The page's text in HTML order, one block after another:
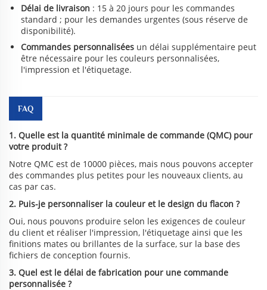
Délai de livraison : 15 à 20 jours pour les commandes
standard ; pour les demandes urgentes (sous réserve de
disponibilité).
Commandes personnalisées un délai supplémentaire peut
être nécessaire pour les couleurs personnalisées,
l'impression et l'étiquetage.
FAQ
1. Quelle est la quantité minimale de commande (QMC) pour
votre produit ?
Notre QMC est de 10000 pièces, mais nous pouvons accepter
des commandes plus petites pour les nouveaux clients, au
cas par cas.
2. Puis-je personnaliser la couleur et le design du flacon ?
Oui, nous pouvons produire selon les exigences de couleur
du client et réaliser l'impression, l'étiquetage ainsi que les
finitions mates ou brillantes de la surface, sur la base des
fichiers de conception fournis.
3. Quel est le délai de fabrication pour une commande
personnalisée ?